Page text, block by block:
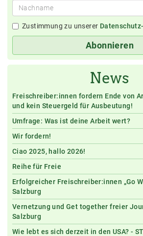
Zustimmung zu unserer
Abonnieren
News
Freischreiber:innen fordern Ende von
und kein Steuergeld für Ausbeutung!
Umfrage: Was ist deine Arbeit wert?
Wir fordern!
Ciao 2025, hallo 2026!
Reihe für Freie
Erfolgreicher Freischreiber:innen „Go
Salzburg
Vernetzung und Get together freier
Salzburg
Wie lebt es sich derzeit in den USA? -